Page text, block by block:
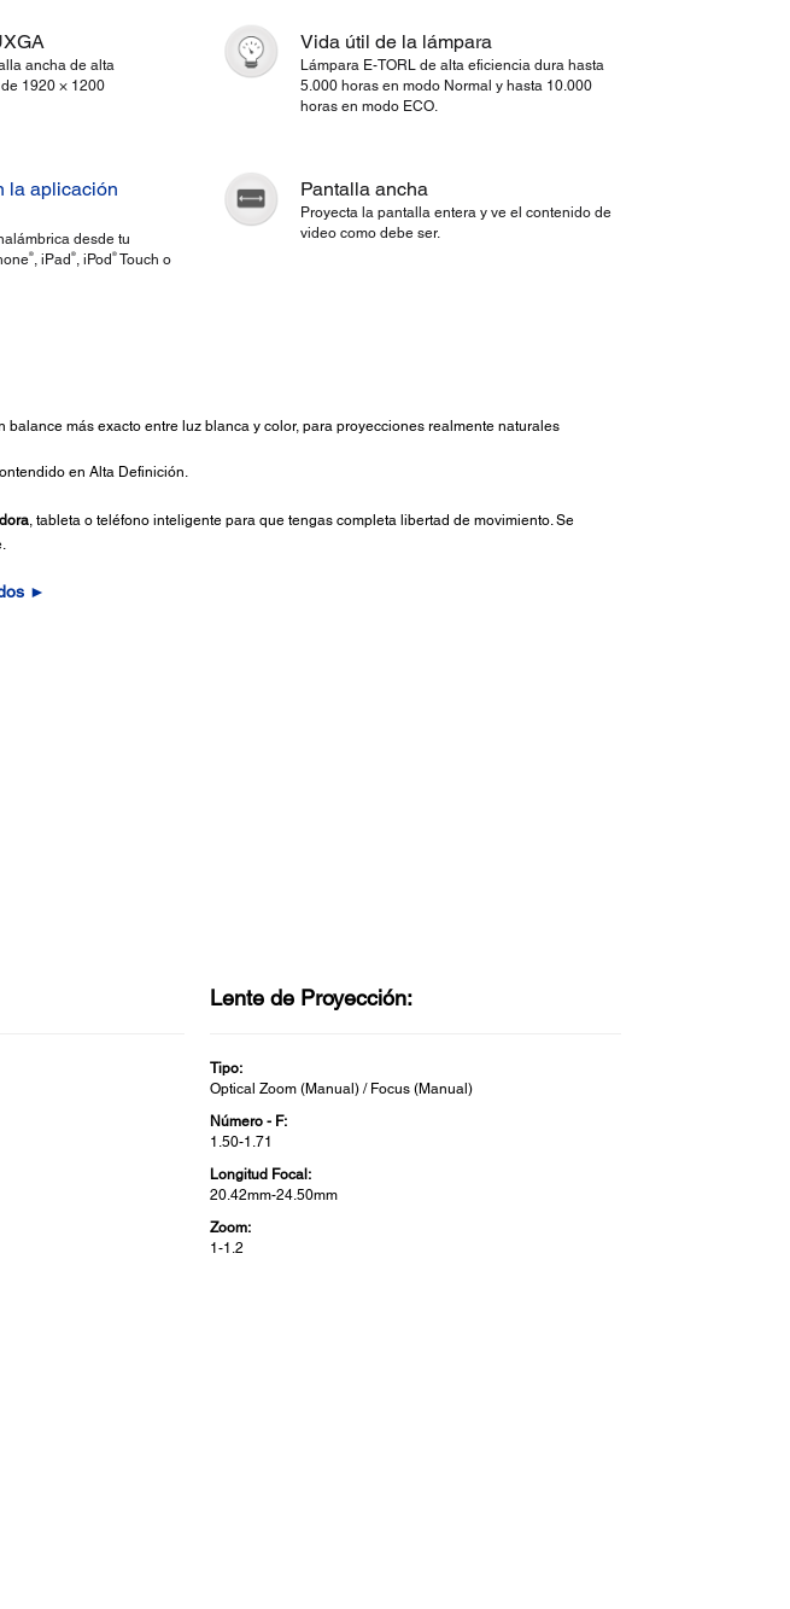
ancha de alta
1920 × 1200
Vida útil de la lámpara
Lámpara E-TORL de alta eficiencia dura hasta
5.000 horas en modo Normal y hasta 10.000
horas en modo ECO.
la aplicación
desde tu
® , iPad® , iPod® Touch o
Pantalla ancha
Proyecta la pantalla entera y ve el contenido de
video como debe ser.
más exacto entre luz blanca y color, para proyecciones realmente naturales
en Alta Definición.
, tableta o teléfono inteligente para que tengas completa libertad de movimiento. Se
►
Lente de Proyección:
Tipo:
Optical Zoom (Manual) / Focus (Manual)
Número - F:
1.50-1.71
Longitud Focal:
20.42mm-24.50mm
Zoom:
1-1.2